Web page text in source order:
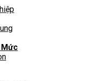
Mức